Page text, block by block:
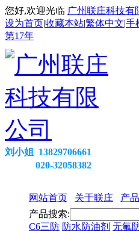
您好,欢迎光临 广州联庄科技有
设为首页|收藏本站|繁体中文|手
第17年
刘小姐 13829706661
020-32058382
网站首页 关于联庄 产
产品搜索:
C6三防 防水防油剂 无氟